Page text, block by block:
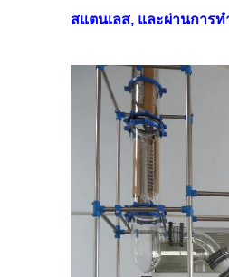
สแตนเลส, และผ่านการ